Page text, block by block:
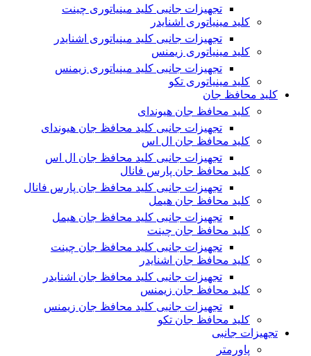
تجهیزات جانبی کلید مینیاتوری چینت
کلید مینیاتوری اشنایدر
تجهیزات جانبی کلید مینیاتوری اشنایدر
کلید مینیاتوری زیمنس
تجهیزات جانبی کلید مینیاتوری زیمنس
کلید مینیاتوری تکو
کلید محافظ جان
کلید محافظ جان هیوندای
تجهیزات جانبی کلید محافظ جان هیوندای
کلید محافظ جان ال اس
تجهیزات جانبی کلید محافظ جان ال اس
کلید محافظ جان پارس فانال
تجهیزات جانبی کلید محافظ جان پارس فانال
کلید محافظ جان هیمل
تجهیزات جانبی کلید محافظ جان هیمل
کلید محافظ جان چینت
تجهیزات جانبی کلید محافظ جان چینت
کلید محافظ جان اشنایدر
تجهیزات جانبی کلید محافظ جان اشنایدر
کلید محافظ جان زیمنس
تجهیزات جانبی کلید محافظ جان زیمنس
کلید محافظ جان تکو
تجهیزات جانبی
پاورمتر